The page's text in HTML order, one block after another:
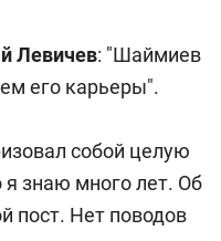
Левичев: "Шаймиев
его карьеры".
собой целую
я знаю много лет. Об
пост. Нет поводов